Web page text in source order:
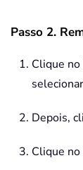
Passo 2.
Clique no
Depois,
Clique